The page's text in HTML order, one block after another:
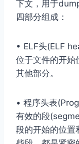
下⽂，⽤于
四部分组成：
• ELF头(ELF
位于⽂件的开始
其他部分。
• 程序头表
有效的段
段的开始的位